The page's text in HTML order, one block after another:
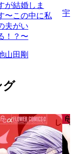
が結婚しま
〜この中に私
夫がい
！？〜
山田剛
宇
グ